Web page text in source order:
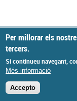
Per millorar els
tercers.
Si continueu navegant,
Més informació
Accepto